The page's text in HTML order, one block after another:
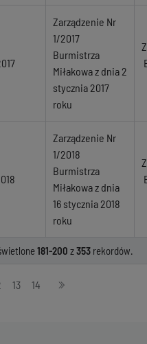
Zarządzenie Nr
1/2017
Burmistrza
Miłakowa z dnia 2
stycznia 2017
roku
Zarządzenie Nr
1/2018
Burmistrza
Miłakowa z dnia
16 stycznia 2018
roku
181-200 z353 rekordów.
13 14